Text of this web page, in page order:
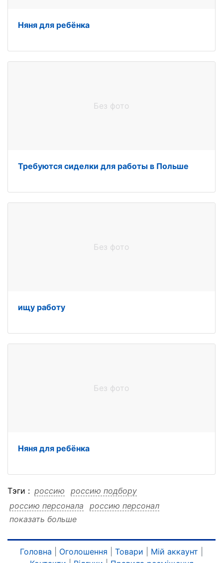
Няня для ребёнка
Без фото
Требуются сиделки для работы в Польше
Без фото
ищу работу
Без фото
Няня для ребёнка
Тэги : россию
россию подбору
россию персонала
россию персонал
россию луганске
россию агентство
россию «семейный
показать больше
Головна Оголошення Товари Мій аккаунт